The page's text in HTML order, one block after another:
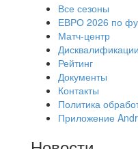
Все сезоны
ЕВРО 2026 по
Матч-центр
Дисквалификации
Рейтинг
Документы
Контакты
Политика
Приложение